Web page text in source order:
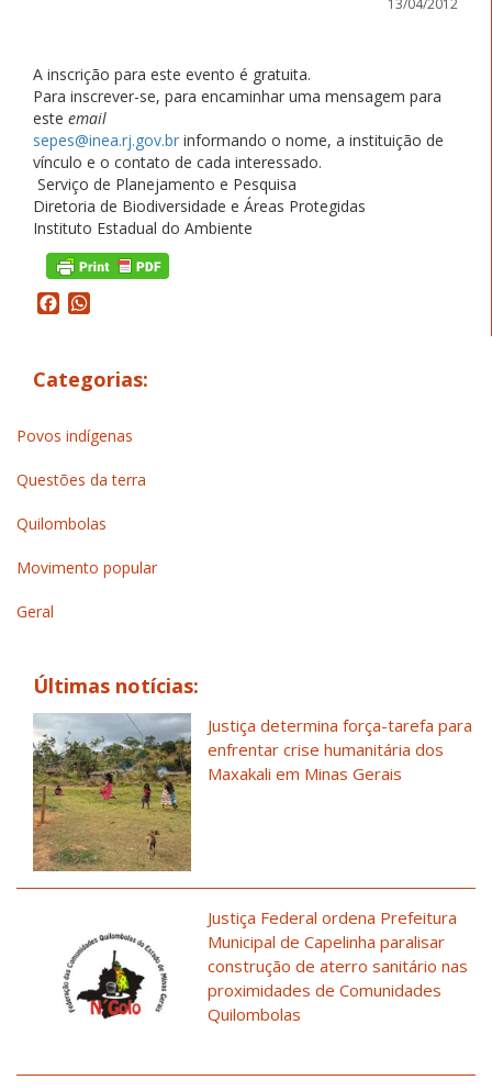
A inscrição para este evento é gratuita.
Para inscrever-se, para encaminhar uma mensagem para
este email
sepes@inea.rj.gov.br informando o nome, a instituição de
vínculo e o contato de cada interessado.
Serviço de Planejamento e Pesquisa
Diretoria de Biodiversidade e Áreas Protegidas
Instituto Estadual do Ambiente
Facebook
Categorias:
Povos indígenas
Questões da terra
Quilombolas
Movimento popular
Geral
Últimas notícias:
Justiça determina força-tarefa para
enfrentar crise humanitária dos
Maxakali em Minas Gerais
Justiça Federal ordena Prefeitura
Municipal de Capelinha paralisar
construção de aterro sanitário nas
proximidades de Comunidades
Quilombolas